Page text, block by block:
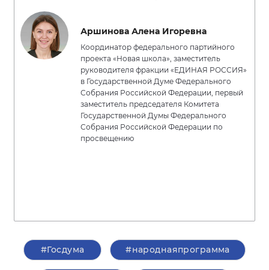
Аршинова Алена Игоревна
Координатор федерального партийного
проекта «Новая школа», заместитель
руководителя фракции «ЕДИНАЯ РОССИЯ»
в Государственной Думе Федерального
Собрания Российской Федерации, первый
заместитель председателя Комитета
Государственной Думы Федерального
Собрания Российской Федерации по
просвещению
#Госдума #народнаяпрограмма